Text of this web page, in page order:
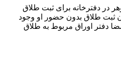
در دفترخانه برای ثبت طلاق
ثبت طلاق بدون حضور او وجود
دفتر اوراق مربوط به طلاق